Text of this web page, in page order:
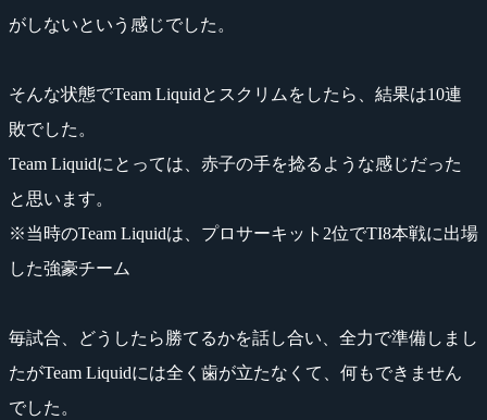
がしないという感じでした。
そんな状態でTeam Liquidとスクリムをしたら、結果は10連
敗でした。
Team Liquidにとっては、赤子の手を捻るような感じだった
と思います。
※当時のTeam Liquidは、プロサーキット2位でTI8本戦に出場
した強豪チーム
毎試合、どうしたら勝てるかを話し合い、全力で準備しまし
たがTeam Liquidには全く歯が立たなくて、何もできません
でした。